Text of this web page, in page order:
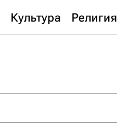
Культура Религия